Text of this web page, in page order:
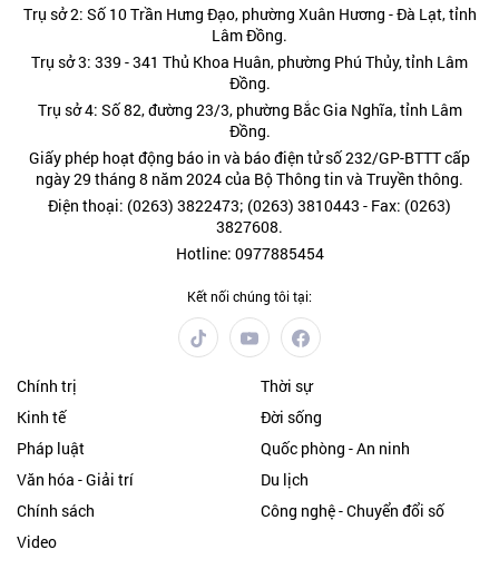
Trụ sở 2: Số 10 Trần Hưng Đạo, phường Xuân Hương - Đà Lạt, tỉnh
Lâm Đồng.
Trụ sở 3: 339 - 341 Thủ Khoa Huân, phường Phú Thủy, tỉnh Lâm
Đồng.
Trụ sở 4: Số 82, đường 23/3, phường Bắc Gia Nghĩa, tỉnh Lâm
Đồng.
Giấy phép hoạt động báo in và báo điện tử số 232/GP-BTTT cấp
ngày 29 tháng 8 năm 2024 của Bộ Thông tin và Truyền thông.
Điện thoại: (0263) 3822473; (0263) 3810443 - Fax: (0263)
3827608.
Hotline: 0977885454
Kết nối chúng tôi tại:
Chính trị
Thời sự
Kinh tế
Đời sống
Pháp luật
Quốc phòng - An ninh
Văn hóa - Giải trí
Du lịch
Chính sách
Công nghệ - Chuyển đổi số
Video